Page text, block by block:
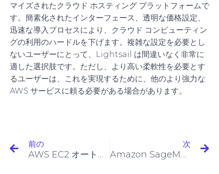
マイズされたクラウド ホスティング プラットフォームで
す。簡素化されたインターフェース、透明な価格設定、
迅速な導入プロセスにより、クラウド コンピューティン
グの利用のハードルを下げます。複雑な設定を必要とし
ないユーザーにとって、Lightsail は間違いなく非常に
適した選択肢です。ただし、より高い柔軟性を必要とす
るユーザーは、これを実現するために、他のより強力な
AWS サービスに頼る必要がある場合があります。
前の
AWS EC2 オートスケーリング
次
Amazon SageMaker の紹介